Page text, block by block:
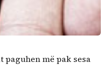
më pak sesa